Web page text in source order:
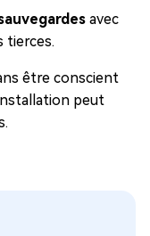
avec
tierces.
être conscient
peut